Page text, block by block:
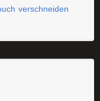
verschneiden